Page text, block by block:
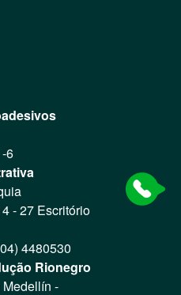
6
- 27 Escritório
4480530
Rionegro
-